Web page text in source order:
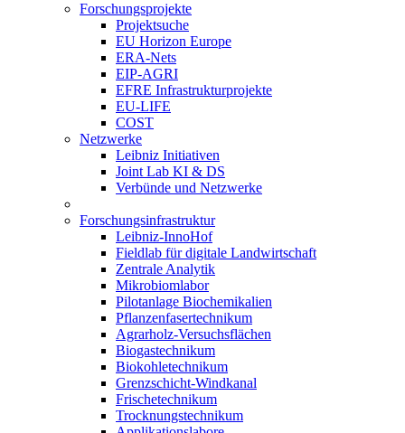
Forschungsprojekte
Projektsuche
EU Horizon Europe
ERA-Nets
EIP-AGRI
EFRE Infrastrukturprojekte
EU-LIFE
COST
Netzwerke
Leibniz Initiativen
Joint Lab KI & DS
Verbünde und Netzwerke
Forschungsinfrastruktur
Leibniz-InnoHof
Fieldlab für digitale Landwirtschaft
Zentrale Analytik
Mikrobiomlabor
Pilotanlage Biochemikalien
Pflanzenfasertechnikum
Agrarholz-Versuchsflächen
Biogastechnikum
Biokohletechnikum
Grenzschicht-Windkanal
Frischetechnikum
Trocknungstechnikum